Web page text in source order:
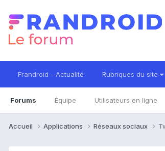
Frandroid - Actualité Rubriques du site
Forums Équipe Utilisateurs en ligne
Accueil Applications Réseaux sociaux